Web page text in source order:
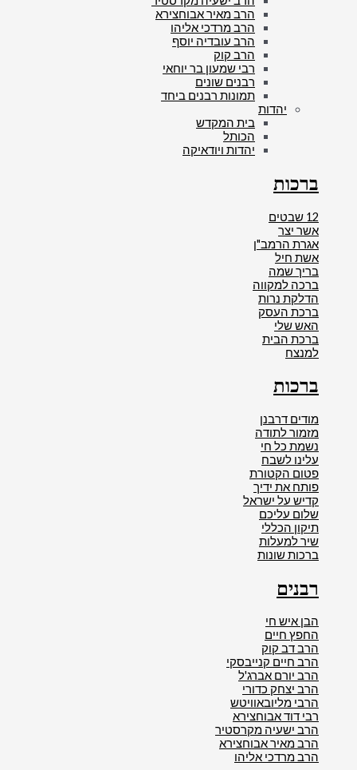
הרב מאיר אבוחצירא
הרב מרדכי אליהו
הרב עובדיה יוסף
הרב קוק
רבי שמעון בר יוחאי
רבנים שונים
תמונות רבנים ביחד
יהדות
בית המקדש
הכותל
יהדות ויודאיקה
ברכות
12 שבטים
אשר יצר
אגרת הרמב"ן
אשת חיל
בריך שמה
ברכה למקווה
הדלקת נרות
ברכת העסק
האש שלי
ברכת הבית
למנצח
ברכות
מודים דרבנן
מזמור לתודה
נשמת כל חי
עלינו לשבח
פטום הקטורת
פותח את ידיך
קדיש על ישראל
שלום עליכם
תיקון הכללי
שיר למעלות
ברכות שונות
רבנים
הבן איש חי
החפץ חיים
הרב דב קוק
הרב חיים קנייבסקי
הרב יורם אברג'ל
הרב יצחק כדורי
הרבי מליובאוויטש
רבי דוד אבוחצירא
הרב ישעיה מקרסטיר
הרב מאיר אבוחצירא
הרב מרדכי אליהו